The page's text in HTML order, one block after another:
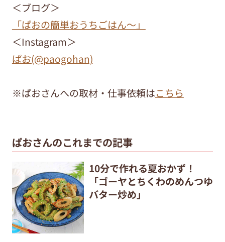
＜ブログ＞
「ぱおの簡単おうちごはん～」
＜Instagram＞
ぱお(@paogohan)
※ぱおさんへの取材・仕事依頼はこちら
ぱおさんのこれまでの記事
10分で作れる夏おかず！
「ゴーヤとちくわのめんつゆ
バター炒め」